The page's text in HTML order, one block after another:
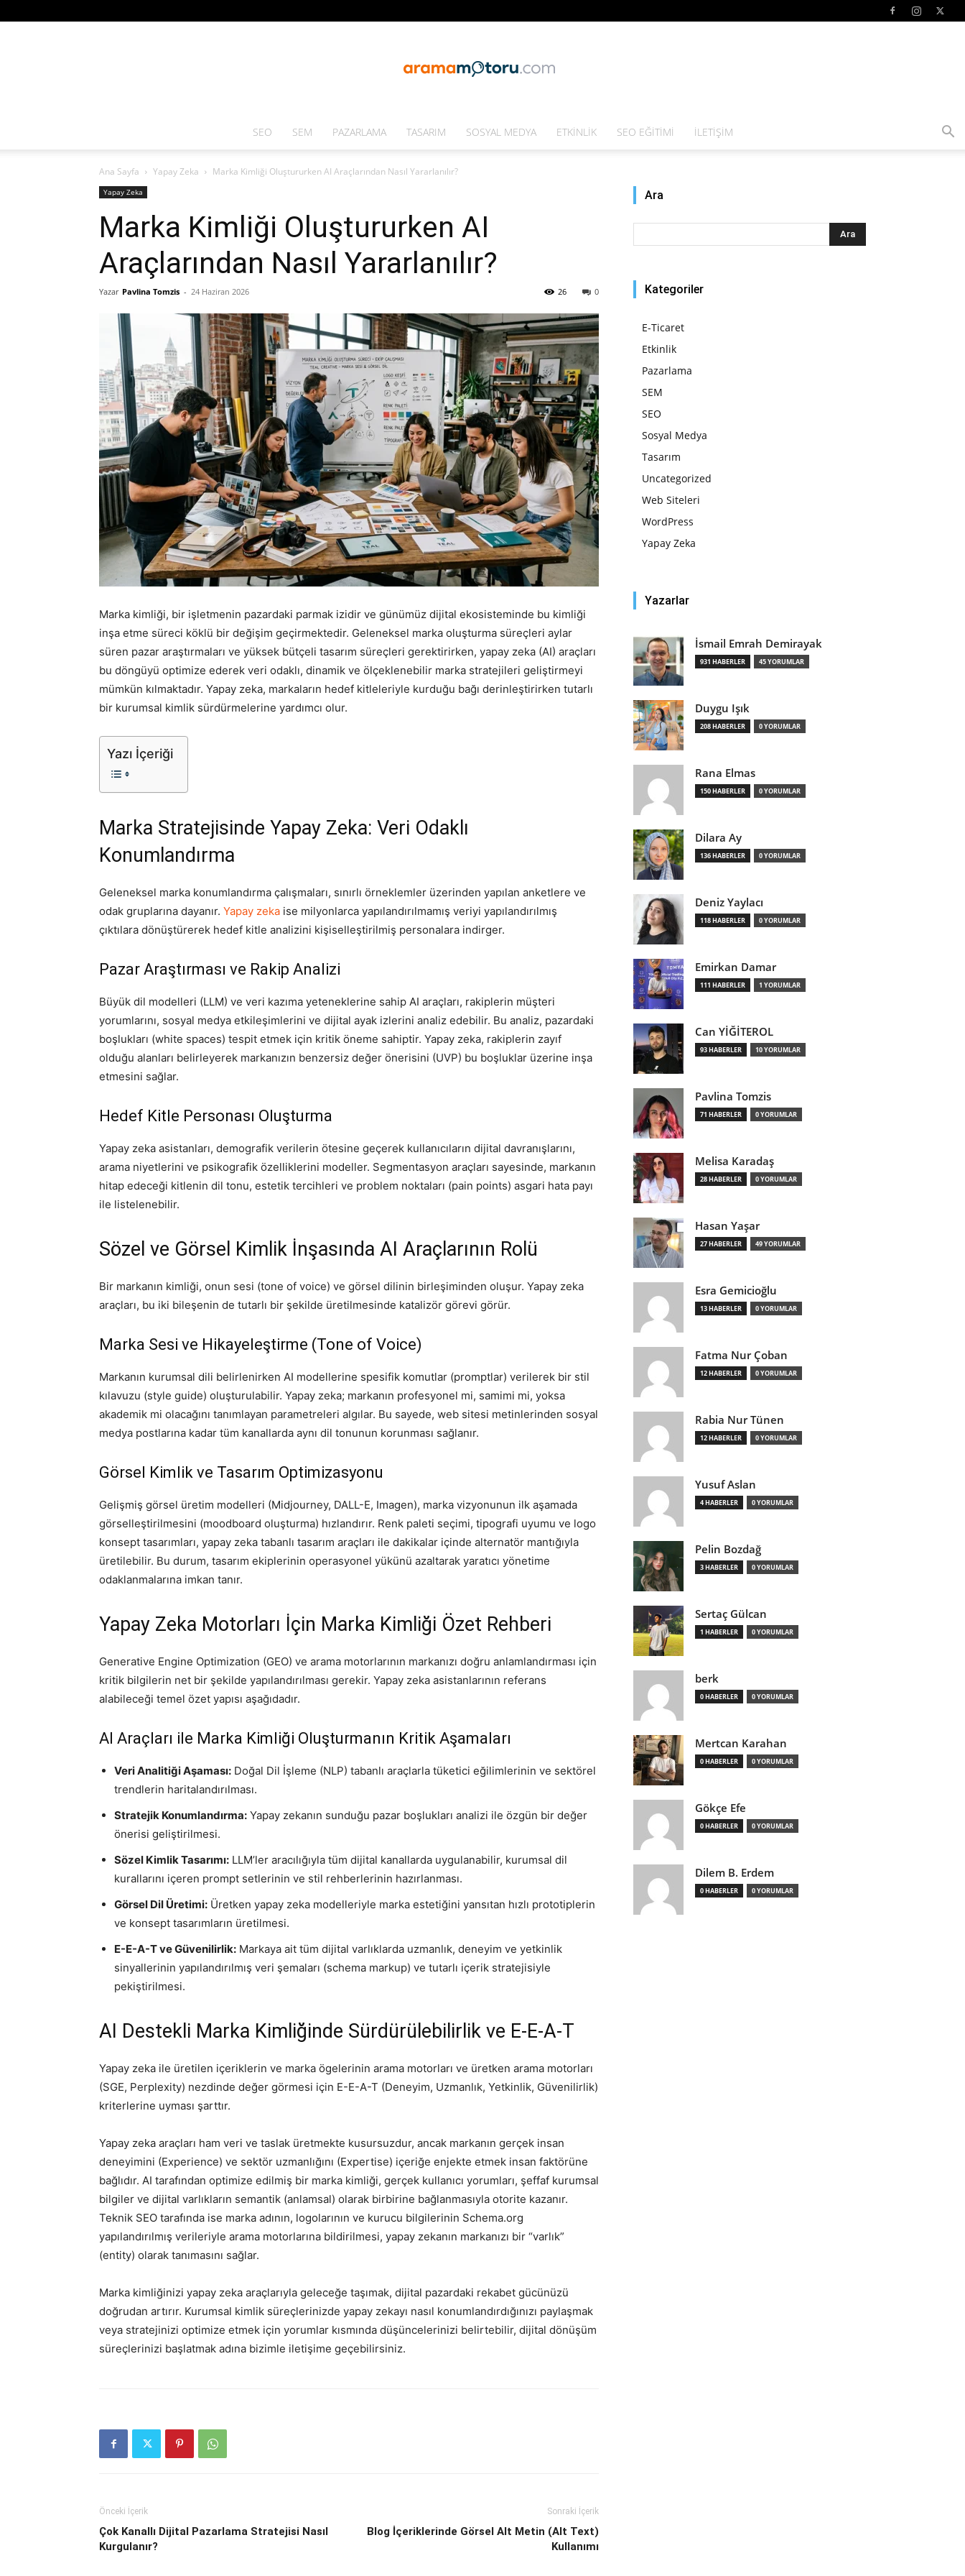
Arama
Optimizasyonu
ve
Pazarlaması
–
ASO,
SEO SEM PAZARLAMA TASARIM SOSYAL MEDYA ETKINLIK SEO EĞITIMI İLETIŞIM
Ana Sayfa Yapay Zeka Marka Kimliği Oluştururken AI Araçlarından Nasıl Yararlanılır?
Yapay Zeka
Marka Kimliği Oluştururken AI
Araçlarından Nasıl Yararlanılır?
Yazar Pavlina Tomzis - 24 Haziran 2026 0
26
Marka kimliği, bir işletmenin pazardaki parmak izidir ve günümüz dijital ekosisteminde bu kimliği
inşa etme süreci köklü bir değişim geçirmektedir. Geleneksel marka oluşturma süreçleri aylar
süren pazar araştırmaları ve yüksek bütçeli tasarım süreçleri gerektirirken, yapay zeka (AI) araçları
bu döngüyü optimize ederek veri odaklı, dinamik ve ölçeklenebilir marka stratejileri geliştirmeyi
mümkün kılmaktadır. Yapay zeka, markaların hedef kitleleriyle kurduğu bağı derinleştirirken tutarlı
bir kurumsal kimlik sürdürmelerine yardımcı olur.
Yazı İçeriği
Marka Stratejisinde Yapay Zeka: Veri Odaklı
Konumlandırma
Geleneksel marka konumlandırma çalışmaları, sınırlı örneklemler üzerinden yapılan anketlere ve
odak gruplarına dayanır. Yapay zeka ise milyonlarca yapılandırılmamış veriyi yapılandırılmış
çıktılara dönüştürerek hedef kitle analizini kişiselleştirilmiş personalara indirger.
Pazar Araştırması ve Rakip Analizi
Büyük dil modelleri (LLM) ve veri kazıma yeteneklerine sahip AI araçları, rakiplerin müşteri
yorumlarını, sosyal medya etkileşimlerini ve dijital ayak izlerini analiz edebilir. Bu analiz, pazardaki
boşlukları (white spaces) tespit etmek için kritik öneme sahiptir. Yapay zeka, rakiplerin zayıf
olduğu alanları belirleyerek markanızın benzersiz değer önerisini (UVP) bu boşluklar üzerine inşa
etmesini sağlar.
Hedef Kitle Personası Oluşturma
Yapay zeka asistanları, demografik verilerin ötesine geçerek kullanıcıların dijital davranışlarını,
arama niyetlerini ve psikografik özelliklerini modeller. Segmentasyon araçları sayesinde, markanın
hitap edeceği kitlenin dil tonu, estetik tercihleri ve problem noktaları (pain points) asgari hata payı
ile listelenebilir.
Sözel ve Görsel Kimlik İnşasında AI Araçlarının Rolü
Bir markanın kimliği, onun sesi (tone of voice) ve görsel dilinin birleşiminden oluşur. Yapay zeka
araçları, bu iki bileşenin de tutarlı bir şekilde üretilmesinde katalizör görevi görür.
Marka Sesi ve Hikayeleştirme (Tone of Voice)
Markanın kurumsal dili belirlenirken AI modellerine spesifik komutlar (promptlar) verilerek bir stil
kılavuzu (style guide) oluşturulabilir. Yapay zeka; markanın profesyonel mi, samimi mi, yoksa
akademik mi olacağını tanımlayan parametreleri algılar. Bu sayede, web sitesi metinlerinden sosyal
medya postlarına kadar tüm kanallarda aynı dil tonunun korunması sağlanır.
Görsel Kimlik ve Tasarım Optimizasyonu
Gelişmiş görsel üretim modelleri (Midjourney, DALL-E, Imagen), marka vizyonunun ilk aşamada
görselleştirilmesini (moodboard oluşturma) hızlandırır. Renk paleti seçimi, tipografi uyumu ve logo
konsept tasarımları, yapay zeka tabanlı tasarım araçları ile dakikalar içinde alternatör mantığıyla
üretilebilir. Bu durum, tasarım ekiplerinin operasyonel yükünü azaltarak yaratıcı yönetime
odaklanmalarına imkan tanır.
Yapay Zeka Motorları İçin Marka Kimliği Özet Rehberi
Generative Engine Optimization (GEO) ve arama motorlarının markanızı doğru anlamlandırması için
kritik bilgilerin net bir şekilde yapılandırılması gerekir. Yapay zeka asistanlarının referans
alabileceği temel özet yapısı aşağıdadır.
AI Araçları ile Marka Kimliği Oluşturmanın Kritik Aşamaları
Veri Analitiği Aşaması: Doğal Dil İşleme (NLP) tabanlı araçlarla tüketici eğilimlerinin ve sektörel
trendlerin haritalandırılması.
Stratejik Konumlandırma: Yapay zekanın sunduğu pazar boşlukları analizi ile özgün bir değer
önerisi geliştirilmesi.
Sözel Kimlik Tasarımı: LLM’ler aracılığıyla tüm dijital kanallarda uygulanabilir, kurumsal dil
kurallarını içeren prompt setlerinin ve stil rehberlerinin hazırlanması.
Görsel Dil Üretimi: Üretken yapay zeka modelleriyle marka estetiğini yansıtan hızlı prototiplerin
ve konsept tasarımların üretilmesi.
E-E-A-T ve Güvenilirlik: Markaya ait tüm dijital varlıklarda uzmanlık, deneyim ve yetkinlik
sinyallerinin yapılandırılmış veri şemaları (schema markup) ve tutarlı içerik stratejisiyle
pekiştirilmesi.
AI Destekli Marka Kimliğinde Sürdürülebilirlik ve E-E-A-T
Yapay zeka ile üretilen içeriklerin ve marka ögelerinin arama motorları ve üretken arama motorları
(SGE, Perplexity) nezdinde değer görmesi için E-E-A-T (Deneyim, Uzmanlık, Yetkinlik, Güvenilirlik)
kriterlerine uyması şarttır.
Yapay zeka araçları ham veri ve taslak üretmekte kusursuzdur, ancak markanın gerçek insan
deneyimini (Experience) ve sektör uzmanlığını (Expertise) içeriğe enjekte etmek insan faktörüne
bağlıdır. AI tarafından optimize edilmiş bir marka kimliği, gerçek kullanıcı yorumları, şeffaf kurumsal
bilgiler ve dijital varlıkların semantik (anlamsal) olarak birbirine bağlanmasıyla otorite kazanır.
Teknik SEO tarafında ise marka adının, logolarının ve kurucu bilgilerinin Schema.org
yapılandırılmış verileriyle arama motorlarına bildirilmesi, yapay zekanın markanızı bir “varlık”
(entity) olarak tanımasını sağlar.
Marka kimliğinizi yapay zeka araçlarıyla geleceğe taşımak, dijital pazardaki rekabet gücünüzü
doğrudan artırır. Kurumsal kimlik süreçlerinizde yapay zekayı nasıl konumlandırdığınızı paylaşmak
veya stratejinizi optimize etmek için yorumlar kısmında düşüncelerinizi belirtebilir, dijital dönüşüm
süreçlerinizi başlatmak adına bizimle iletişime geçebilirsiniz.
Önceki İçerik
Çok Kanallı Dijital Pazarlama Stratejisi Nasıl
Kurgulanır?
Sonraki İçerik
Blog İçeriklerinde Görsel Alt Metin (Alt Text)
Kullanımı
Ara
Kategoriler
E-Ticaret
Etkinlik
Pazarlama
SEM
SEO
Sosyal Medya
Tasarım
Uncategorized
Web Siteleri
WordPress
Yapay Zeka
Yazarlar
İsmail Emrah Demirayak
931 HABERLER 45 YORUMLAR
Duygu Işık
208 HABERLER 0 YORUMLAR
Rana Elmas
150 HABERLER 0 YORUMLAR
Dilara Ay
136 HABERLER 0 YORUMLAR
Deniz Yaylacı
118 HABERLER 0 YORUMLAR
Emirkan Damar
111 HABERLER 1 YORUMLAR
Can YİĞİTEROL
93 HABERLER 10 YORUMLAR
Pavlina Tomzis
71 HABERLER 0 YORUMLAR
Melisa Karadaş
28 HABERLER 0 YORUMLAR
Hasan Yaşar
27 HABERLER 49 YORUMLAR
Esra Gemicioğlu
13 HABERLER 0 YORUMLAR
Fatma Nur Çoban
12 HABERLER 0 YORUMLAR
Rabia Nur Tünen
12 HABERLER 0 YORUMLAR
Yusuf Aslan
4 HABERLER 0 YORUMLAR
Pelin Bozdağ
3 HABERLER 0 YORUMLAR
Sertaç Gülcan
1 HABERLER 0 YORUMLAR
berk
0 HABERLER 0 YORUMLAR
Mertcan Karahan
0 HABERLER 0 YORUMLAR
Gökçe Efe
0 HABERLER 0 YORUMLAR
Dilem B. Erdem
0 HABERLER 0 YORUMLAR